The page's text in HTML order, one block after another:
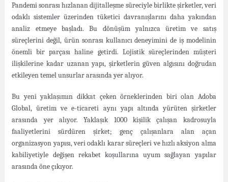
Pandemi sonrası hızlanan dijitalleşme süreciyle birlikte şirketler, veri
odaklı sistemler üzerinden tüketici davranışlarını daha yakından
analiz etmeye başladı. Bu dönüşüm yalnızca üretim ve satış
süreçlerini değil, ürün sonrası kullanıcı deneyimini de iş modelinin
önemli bir parçası haline getirdi. Lojistik süreçlerinden müşteri
ilişkilerine kadar uzanan yapı, şirketlerin güven algısını doğrudan
etkileyen temel unsurlar arasında yer alıyor.
Bu yeni yaklaşımın dikkat çeken örneklerinden biri olan Adoba
Global, üretim ve e-ticareti aynı yapı altında yürüten şirketler
arasında yer alıyor. Yaklaşık 1000 kişilik çalışan kadrosuyla
faaliyetlerini sürdüren şirket; genç çalışanlara alan açan
organizasyon yapısı, veri odaklı karar süreçleri ve hızlı aksiyon alma
kabiliyetiyle değişen rekabet koşullarına uyum sağlayan yapılar
arasında öne çıkıyor.